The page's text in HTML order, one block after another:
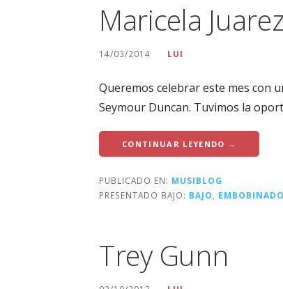
Maricela Juarez
14/03/2014 LUI
Queremos celebrar este mes con
Seymour Duncan. Tuvimos la
CONTINUAR LEYENDO →
PUBLICADO EN: MUSIBLOG
PRESENTADO BAJO: BAJO EMBOBINADO
Trey Gunn